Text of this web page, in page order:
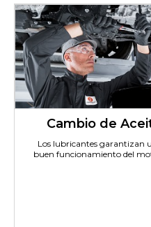
Cambio de
Los lubricantes garantizan
buen funcionamiento del